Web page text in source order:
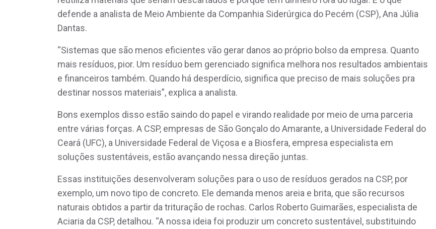
defende a analista de Meio Ambiente da Companhia Siderúrgica do Pecém (CSP), Ana Júlia
Dantas.
“Sistemas que são menos eficientes vão gerar danos ao próprio bolso da empresa. Quanto
mais resíduos, pior. Um resíduo bem gerenciado significa melhora nos resultados ambientais
e financeiros também. Quando há desperdício, significa que preciso de mais soluções pra
destinar nossos materiais”, explica a analista.
Bons exemplos disso estão saindo do papel e virando realidade por meio de uma parceria
entre várias forças. A CSP, empresas de São Gonçalo do Amarante, a Universidade Federal do
Ceará (UFC), a Universidade Federal de Viçosa e a Biosfera, empresa especialista em
soluções sustentáveis, estão avançando nessa direção juntas.
Essas instituições desenvolveram soluções para o uso de resíduos gerados na CSP, por
exemplo, um novo tipo de concreto. Ele demanda menos areia e brita, que são recursos
naturais obtidos a partir da trituração de rochas. Carlos Roberto Guimarães, especialista de
Aciaria da CSP, detalhou. “A nossa ideia foi produzir um concreto sustentável, substituindo